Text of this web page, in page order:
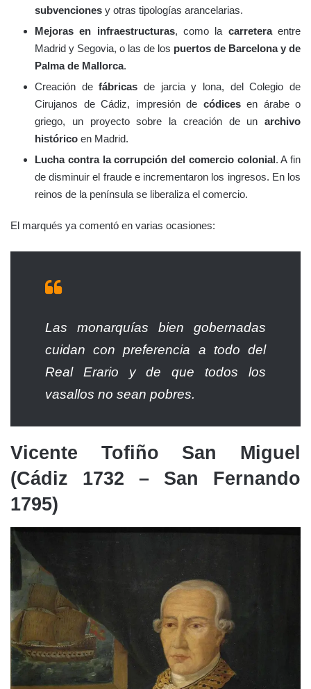
subvenciones y otras tipologías arancelarias.
Mejoras en infraestructuras, como la carreteraentre
Madrid y Segovia, o las de los puertos de Barcelona y de
Palma de Mallorca.
Creación defábricas de jarcia y lona, del Colegio de
Cirujanos de Cádiz, impresión de códicesen árabe o
griego, un proyecto sobre la creación de un archivo
histórico en Madrid.
Lucha contra la corrupción del comercio colonial. A fin
de disminuir el fraude e incrementaron los ingresos. En los
reinos de la península se liberaliza el comercio.
El marqués ya comentó en varias ocasiones:
Las monarquías bien gobernadas
cuidan con preferencia a todo del
Real Erario y de que todos los
vasallos no sean pobres.
Vicente Tofiño San Miguel
(Cádiz 1732 – San Fernando
1795)